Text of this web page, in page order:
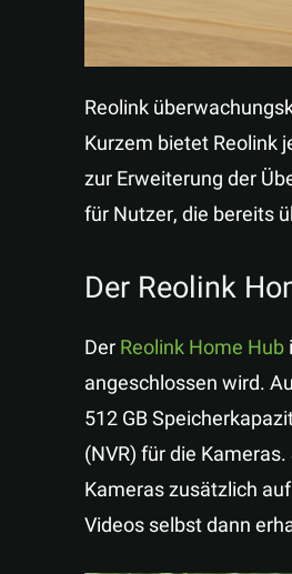
Reolink
Kurzem bietet Reolink
zur Erweiterung der
für Nutzer, die bereits
Der Reolink
DerReolink Home Hub
angeschlossen wird.
512 GB
(NVR) für die
Kameras zusätzlich
Videos selbst dann